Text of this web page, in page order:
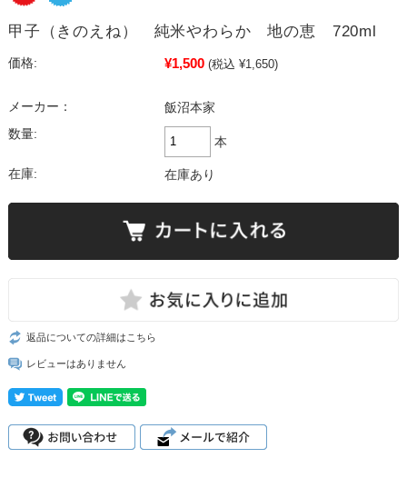
甲子（きのえね） 純米やわらか 地の恵 720ml
価格: ¥1,500 (税込 ¥1,650)
メーカー：
飯沼本家
数量:
本
在庫: 在庫あり
返品についての詳細はこちら
レビューはありません